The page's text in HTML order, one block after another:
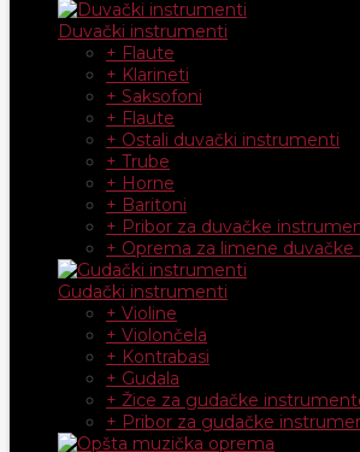
Duvački instrumenti
+ Flaute
+ Klarineti
+ Saksofoni
+ Flaute
+ Ostali duvački instrumenti
+ Trube
+ Horne
+ Baritoni
+ Pribor za duvačke
+ Oprema za limene
Gudački instrumenti
+ Violine
+ Violončela
+ Kontrabasi
+ Gudala
+ Žice za gudačke
+ Pribor za gudačke